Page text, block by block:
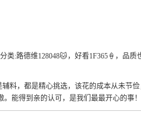
类:路德维128048🐱，好看1F365🍦，品质
料，都是精心挑选，该花的成本从未节
能得到亲的认可，是我们最最开心的事！